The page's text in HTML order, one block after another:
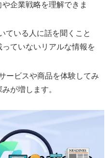
企業戦略を理解できま
ている人に話を聞くこと
ていないリアルな情報を
ービスや商品を体験してみ
が増します。